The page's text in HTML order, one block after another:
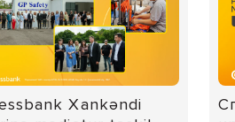
Xankəndi